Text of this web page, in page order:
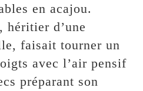
en acajou.
héritier d’une
faisait tourner un
avec l’air pensif
préparant son